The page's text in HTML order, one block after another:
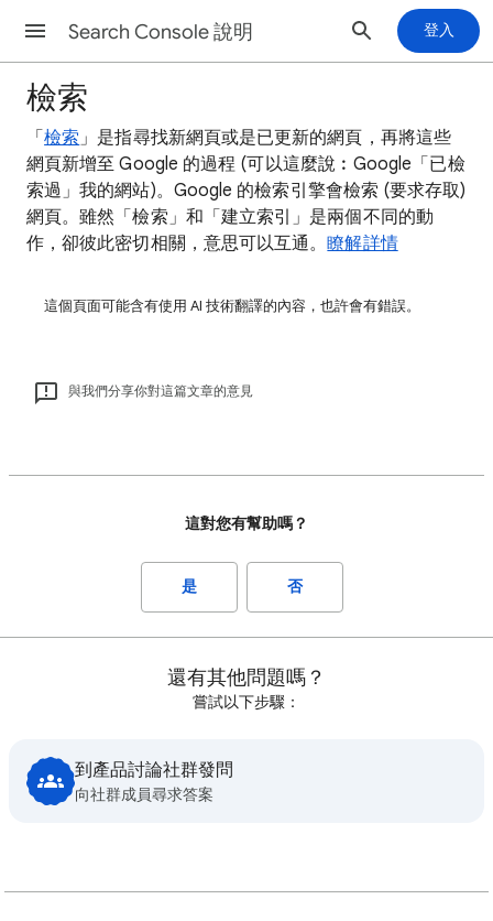
Search Console 說明 登入
檢索
「檢索」是指尋找新網頁或是已更新的網頁，再將這些
網頁新增至 Google 的過程 (可以這麼說︰Google「已檢
索過」我的網站)。Google 的檢索引擎會檢索 (要求存取)
網頁。雖然「檢索」和「建立索引」是兩個不同的動
作，卻彼此密切相關，意思可以互通。瞭解詳情
這個頁面可能含有使用 AI 技術翻譯的內容，也許會有錯誤。
與我們分享你對這篇文章的意見
這對您有幫助嗎？
是 否
還有其他問題嗎？
嘗試以下步驟：
到產品討論社群發問
向社群成員尋求答案